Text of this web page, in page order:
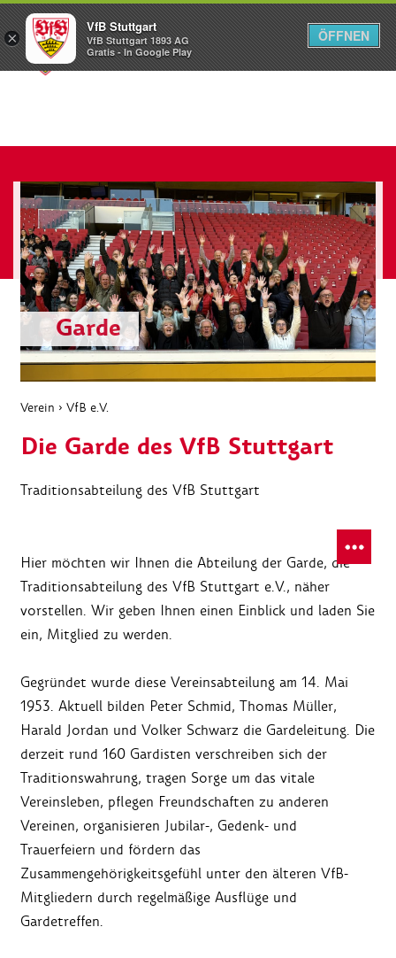
Menü
Garde
Verein › VfB e.V.
Die Garde des VfB Stuttgart
Traditionsabteilung des VfB Stuttgart
Hier möchten wir Ihnen die Abteilung der Garde, die
Traditionsabteilung des VfB Stuttgart e.V., näher
vorstellen. Wir geben Ihnen einen Einblick und laden Sie
ein, Mitglied zu werden.
Gegründet wurde diese Vereinsabteilung am 14. Mai
1953. Aktuell bilden Peter Schmid, Thomas Müller,
Harald Jordan und Volker Schwarz die Gardeleitung. Die
derzeit rund 160 Gardisten verschreiben sich der
Traditionswahrung, tragen Sorge um das vitale
Vereinsleben, pflegen Freundschaften zu anderen
Vereinen, organisieren Jubilar-, Gedenk- und
Trauerfeiern und fördern das
Zusammengehörigkeitsgefühl unter den älteren VfB-
Mitgliedern durch regelmäßige Ausflüge und
Gardetreffen.
×
VfB Stuttgart
VfB Stuttgart 1893 AG
Gratis - In Google Play
ÖFFNEN